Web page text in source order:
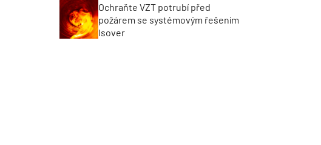
Ochraňte VZT potrubí před
požárem se systémovým řešením
Isover